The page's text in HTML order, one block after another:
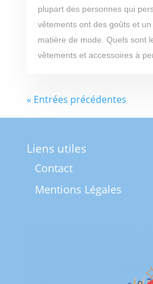
plupart des personnes qui
vêtements ont des goûts et
matière de mode. Quels sont
vêtements et accessoires à
« Entrées précédentes
Liens utiles
Contact
Mentions Légales